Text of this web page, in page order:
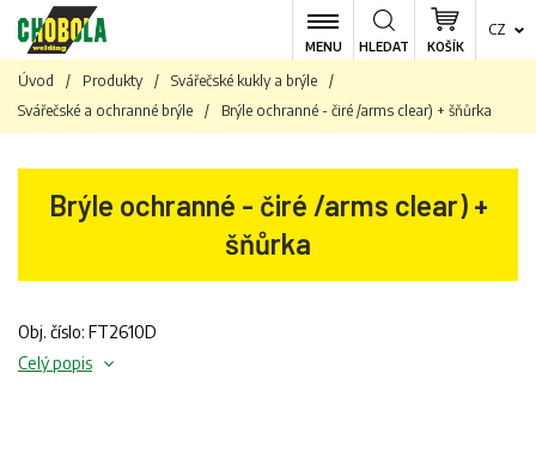
MENU KOŠÍK
CZ
HLEDAT
Úvod / Produkty / Svářečské kukly a brýle
/
Svářečské a ochranné brýle
/ Brýle ochranné - čiré /arms clear) + šňůrka
Brýle ochranné - čiré /arms clear) +
šňůrka
Obj. číslo: FT2610D
Celý popis